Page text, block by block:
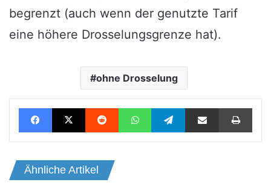
begrenzt (auch wenn der genutzte Tarif
eine höhere Drosselungsgrenze hat).
ohne Drosselung
Facebook X Reddit WhatsApp Telegram Teile per E-Mail
Ähnliche Artikel